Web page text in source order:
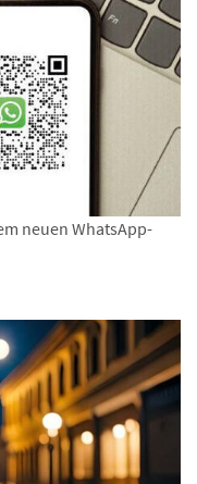
neuen WhatsApp-